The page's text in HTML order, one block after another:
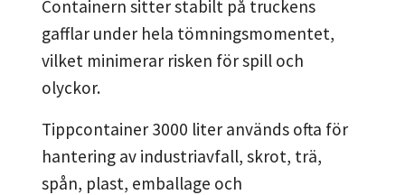
Containern sitter stabilt på truckens
gafflar under hela tömningsmomentet,
vilket minimerar risken för spill och
olyckor.
Tippcontainer 3000 liter används ofta för
hantering av industriavfall, skrot, trä,
spån, plast, emballage och